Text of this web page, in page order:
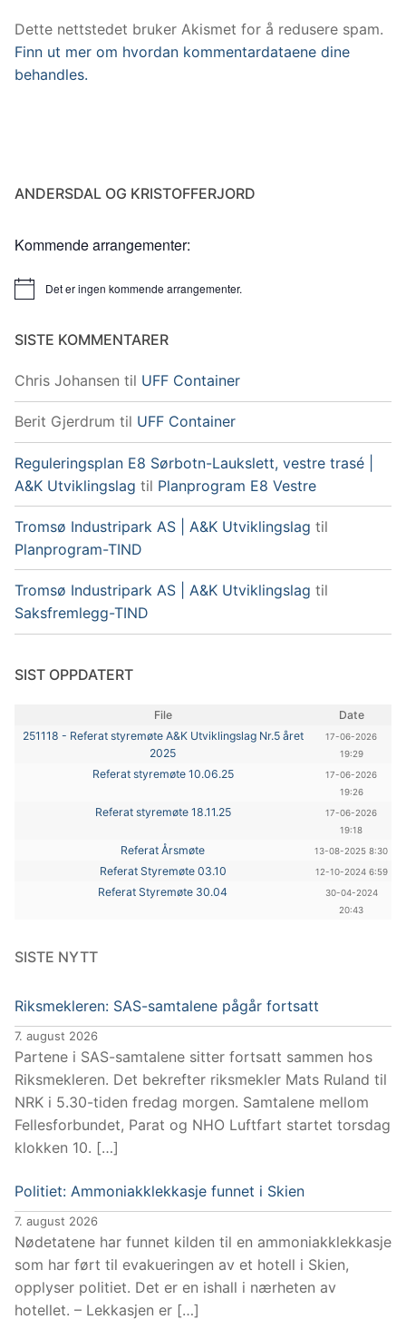
Dette nettstedet bruker Akismet for å redusere spam.
Finn ut mer om hvordan kommentardataene dine
behandles.
ANDERSDAL OG KRISTOFFERJORD
Kommende arrangementer:
MerknadDet er ingen kommende arrangementer.
SISTE KOMMENTARER
Chris Johansen til UFF Container
Berit Gjerdrum til UFF Container
Reguleringsplan E8 Sørbotn-Laukslett, vestre trasé |
A&K Utviklingslag til Planprogram E8 Vestre
Tromsø Industripark AS | A&K Utviklingslag til
Planprogram-TIND
Tromsø Industripark AS | A&K Utviklingslag til
Saksfremlegg-TIND
SIST OPPDATERT
File
Date
251118 - Referat styremøte A&K Utviklingslag Nr.5 året
2025
17-06-2026
19:29
Referat styremøte 10.06.25
17-06-2026
19:26
Referat styremøte 18.11.25
17-06-2026
19:18
Referat Årsmøte 13-08-2025 8:30
Referat Styremøte 03.10 12-10-2024 6:59
Referat Styremøte 30.04
30-04-2024
20:43
SISTE NYTT
Riksmekleren: SAS-samtalene pågår fortsatt
7. august 2026
Partene i SAS-samtalene sitter fortsatt sammen hos
Riksmekleren. Det bekrefter riksmekler Mats Ruland til
NRK i 5.30-tiden fredag morgen. Samtalene mellom
Fellesforbundet, Parat og NHO Luftfart startet torsdag
klokken 10. […]
Politiet: Ammoniakklekkasje funnet i Skien
7. august 2026
Nødetatene har funnet kilden til en ammoniakklekkasje
som har ført til evakueringen av et hotell i Skien,
opplyser politiet. Det er en ishall i nærheten av
hotellet. – Lekkasjen er […]